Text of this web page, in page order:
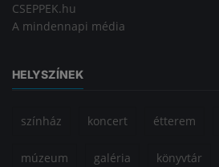
CSEPPEK.hu
A mindennapi média
HELYSZÍNEK
színház koncert étterem
múzeum galéria könyvtár